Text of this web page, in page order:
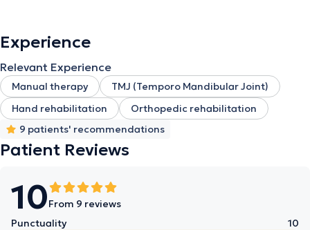
Experience
Relevant Experience
Manual therapy
TMJ (Temporo Mandibular Joint)
Hand rehabilitation
Orthopedic rehabilitation
9 patients' recommendations
Patient Reviews
10From 9 reviews
Punctuality
10